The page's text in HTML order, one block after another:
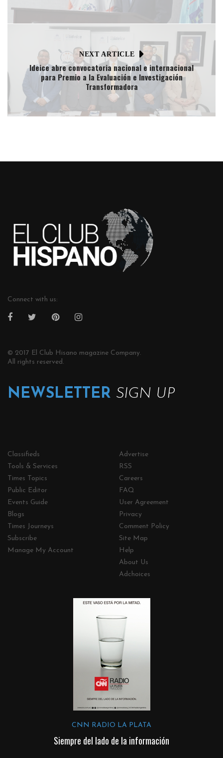
NEXT ARTICLE
Ideice abre convocatoria nacional e internacional
para Premio a la Evaluación e Investigación
Transformadora
Connect with us:
© 2017 El Club Hisano magazine Company.
All rights reserved.
NEWSLETTER SIGN UP
Classifieds
Tools & Services
Times Topics
Public Editor
Events Guide
Blogs
Times Journeys
Subscribe
Manage My Account
Advertise
RSS
Careers
FAQ
User Agreement
Privacy
Comment Policy
Site Map
Help
About Us
Adchoices
CNN RADIO LA PLATA
Siempre del lado de la información